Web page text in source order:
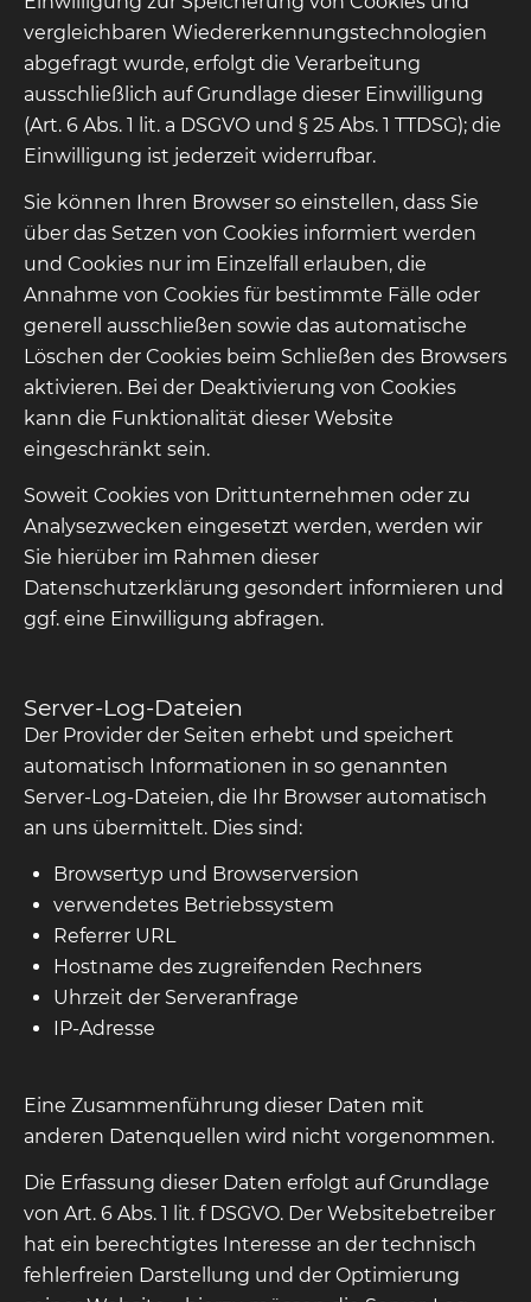
vergleichbaren Wiedererkennungstechnologien
abgefragt wurde, erfolgt die Verarbeitung
ausschließlich auf Grundlage dieser Einwilligung
(Art. 6 Abs. 1 lit. a DSGVO und § 25 Abs. 1 TTDSG); die
Einwilligung ist jederzeit widerrufbar.
Sie können Ihren Browser so einstellen, dass Sie
über das Setzen von Cookies informiert werden
und Cookies nur im Einzelfall erlauben, die
Annahme von Cookies für bestimmte Fälle oder
generell ausschließen sowie das automatische
Löschen der Cookies beim Schließen des Browsers
aktivieren. Bei der Deaktivierung von Cookies
kann die Funktionalität dieser Website
eingeschränkt sein.
Soweit Cookies von Drittunternehmen oder zu
Analysezwecken eingesetzt werden, werden wir
Sie hierüber im Rahmen dieser
Datenschutzerklärung gesondert informieren und
ggf. eine Einwilligung abfragen.
Server-Log-Dateien
Der Provider der Seiten erhebt und speichert
automatisch Informationen in so genannten
Server-Log-Dateien, die Ihr Browser automatisch
an uns übermittelt. Dies sind:
Browsertyp und Browserversion
verwendetes Betriebssystem
Referrer URL
Hostname des zugreifenden Rechners
Uhrzeit der Serveranfrage
IP-Adresse
Eine Zusammenführung dieser Daten mit
anderen Datenquellen wird nicht vorgenommen.
Die Erfassung dieser Daten erfolgt auf Grundlage
von Art. 6 Abs. 1 lit. f DSGVO. Der Websitebetreiber
hat ein berechtigtes Interesse an der technisch
fehlerfreien Darstellung und der Optimierung